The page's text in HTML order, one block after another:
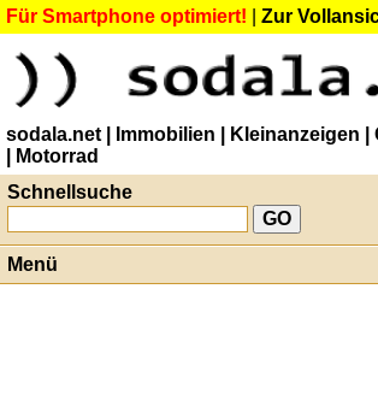
Für Smartphone optimiert! Zur
sodala.net | Immobilien | Kleinanzeigen
| Motorrad
Schnellsuche
Menü